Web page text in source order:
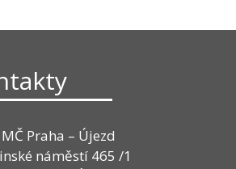
Praha – Újezd
náměstí 465 /1